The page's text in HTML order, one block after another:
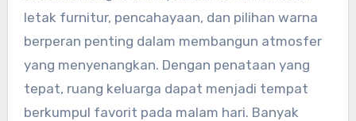
letak furnitur, pencahayaan, dan pilihan warna
berperan penting dalam membangun atmosfer
yang menyenangkan. Dengan penataan yang
tepat, ruang keluarga dapat menjadi tempat
berkumpul favorit pada malam hari. Banyak